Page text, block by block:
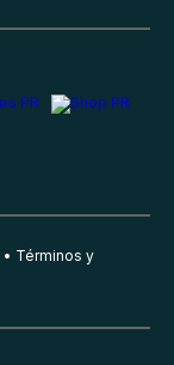
Términos y